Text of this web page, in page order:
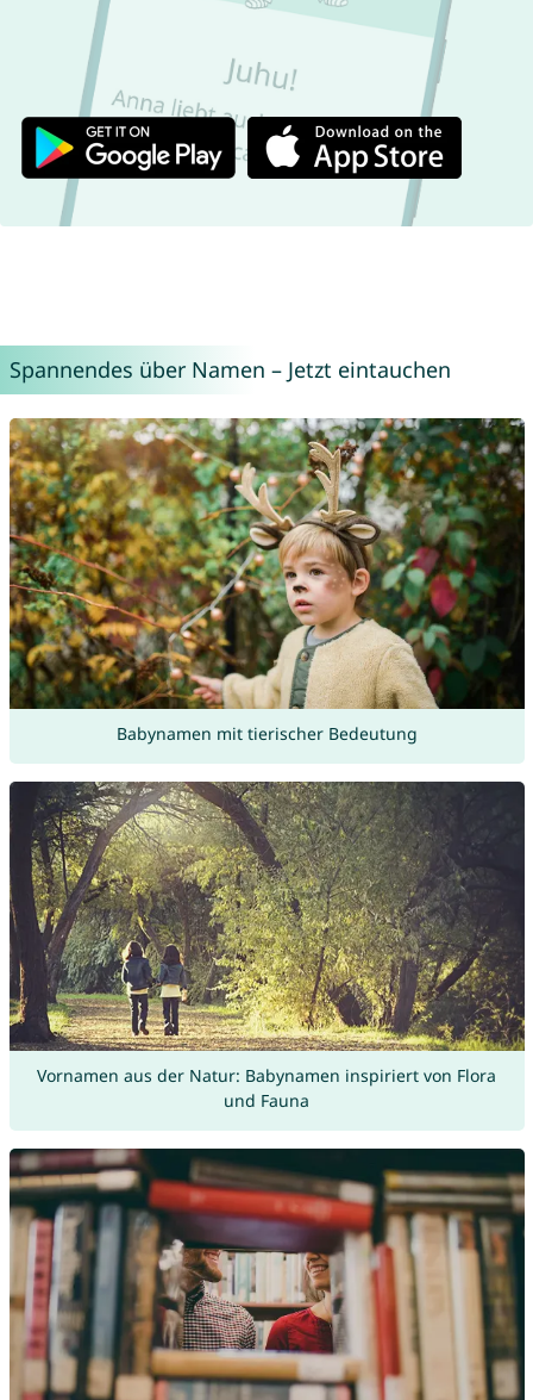
Spannendes über Namen – Jetzt eintauchen
Babynamen mit tierischer Bedeutung
Vornamen aus der Natur: Babynamen inspiriert von Flora
und Fauna